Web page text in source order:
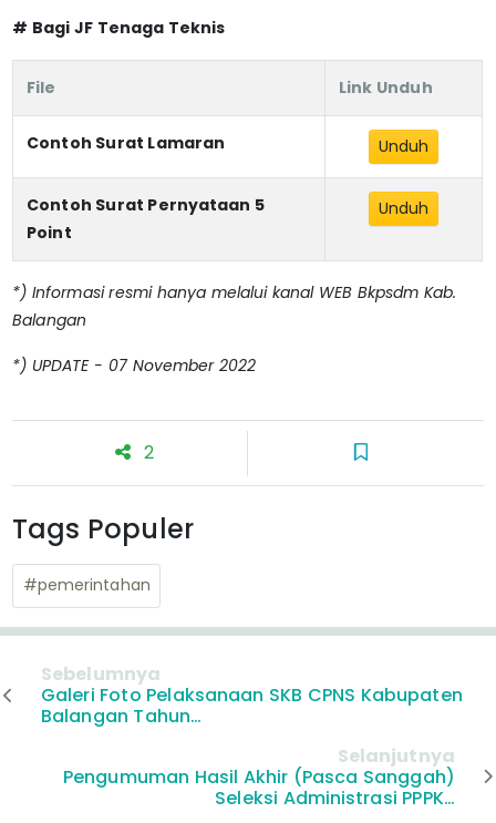
# Bagi JF Tenaga Teknis
File Link Unduh
Contoh Surat Lamaran Unduh
Contoh Surat Pernyataan 5
Point
Unduh
*) Informasi resmi hanya melalui kanal WEB Bkpsdm Kab.
Balangan
*) UPDATE - 07 November 2022
2
Tags Populer
#pemerintahan
Sebelumnya
Galeri Foto Pelaksanaan SKB CPNS Kabupaten
Balangan Tahun…
Selanjutnya
Pengumuman Hasil Akhir (Pasca Sanggah)
Seleksi Administrasi PPPK…